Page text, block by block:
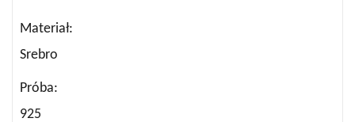
Materiał
Srebro
Próba
925